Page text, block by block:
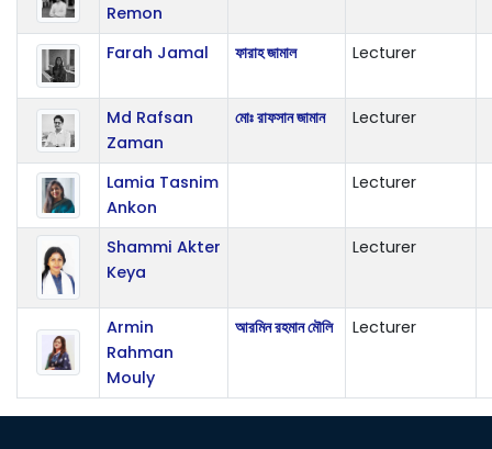
Remon
Farah Jamal ফারাহ জামাল Lecturer
Md Rafsan
Zaman
মোঃ রাফসান জামান Lecturer
Lamia Tasnim
Ankon
Lecturer
Shammi Akter
Keya
Lecturer
Armin
Rahman
Mouly
আরমিন রহমান মৌলি Lecturer